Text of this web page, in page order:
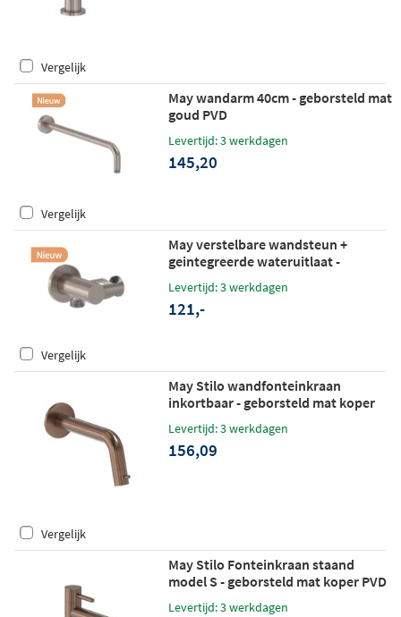
Vergelijk
May wandarm 40cm - geborsteld mat
goud PVD
Levertijd: 3 werkdagen
145,20
Vergelijk
May verstelbare wandsteun +
geintegreerde wateruitlaat -
Levertijd: 3 werkdagen
121,-
Vergelijk
May Stilo wandfonteinkraan
inkortbaar - geborsteld mat koper
Levertijd: 3 werkdagen
156,09
Vergelijk
May Stilo Fonteinkraan staand
model S - geborsteld mat koper PVD
Levertijd: 3 werkdagen